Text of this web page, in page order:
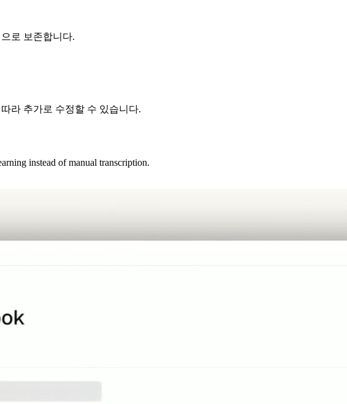
로 보존합니다.
라 추가로 수정할 수 있습니다.
instead of manual transcription.